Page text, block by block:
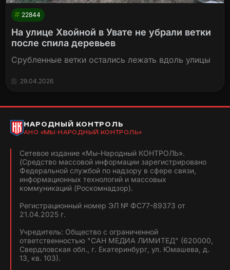
22844
На улице Хвойной в Увате не убрали ветки
после спила деревьев
Срубленные ветки остались лежать вдоль улицы
29.04.2026
НАРОДНЫЙ КОНТРОЛЬ
АНО «МЫ-НАРОДНЫЙ КОНТРОЛЬ»
Сетевое издание «Мы-Народный КОНТРОЛЬ».
(Средство массовой информации зарегистрировано
Федеральной службой по надзору в сфере связи,
информационных технологий и массовых
коммуникаций (Роскомнадзор).
Регистрационный номер ЭЛ № ФС77-89373 от
21.04.2025 г.
Учредитель: Общество с ограниченной
ответственностью "САН МЕДИА ЛИМИТЕД" (620000,
Свердловская обл., г. Екатеринбург, ул. Юмашева, д.
13, кв. 103).